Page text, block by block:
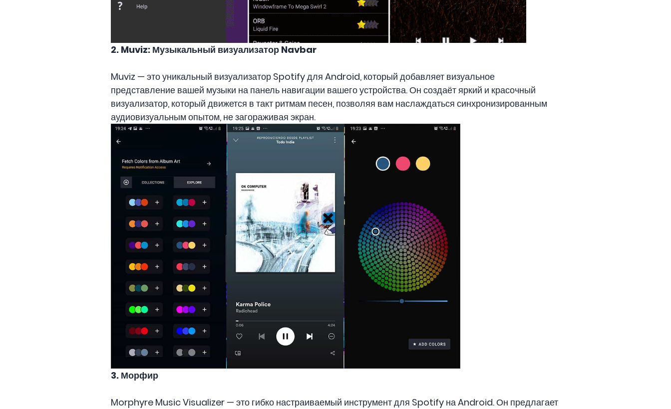
2. Muviz: Музыкальный визуализатор Navbar
Muviz — это уникальный визуализатор Spotify для Android, который добавляет визуальное
представление вашей музыки на панель навигации вашего устройства. Он создаёт яркий и красочный
визуализатор, который движется в такт ритмам песен, позволяя вам наслаждаться синхронизированным
аудиовизуальным опытом, не загораживая экран.
3. Морфир
Morphyre Music Visualizer — это гибко настраиваемый инструмент для Spotify на Android. Он предлагает